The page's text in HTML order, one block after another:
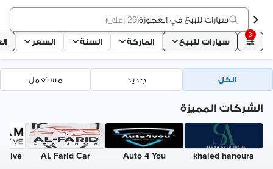
سيارات للبيع في العجوزة(29 إعلان )
3
سيارات للبيع الماركة السنة السعر
الكل جديد مستعمل
الشركات المميزة
khaled hanoura
Auto 4 You
AL Farid Car